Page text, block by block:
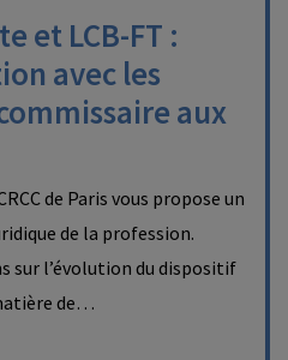
et LCB-FT :
avec les
aux
de Paris vous propose un
de la profession.
sur l’évolution du dispositif
de…